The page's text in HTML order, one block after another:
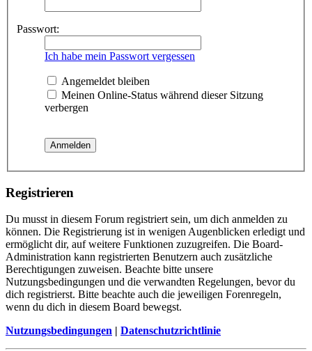
Passwort:
Ich habe mein Passwort vergessen
Angemeldet bleiben
Meinen Online-Status während dieser Sitzung
verbergen
Registrieren
Du musst in diesem Forum registriert sein, um dich anmelden zu
können. Die Registrierung ist in wenigen Augenblicken erledigt und
ermöglicht dir, auf weitere Funktionen zuzugreifen. Die Board-
Administration kann registrierten Benutzern auch zusätzliche
Berechtigungen zuweisen. Beachte bitte unsere
Nutzungsbedingungen und die verwandten Regelungen, bevor du
dich registrierst. Bitte beachte auch die jeweiligen Forenregeln,
wenn du dich in diesem Board bewegst.
Nutzungsbedingungen | Datenschutzrichtlinie